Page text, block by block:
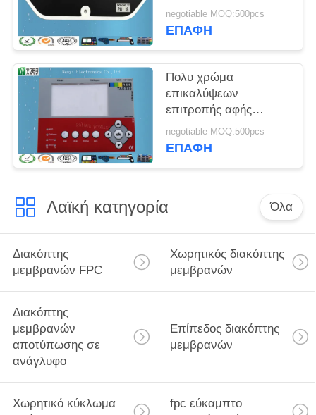
πολυεστέρα 0.125mm
στιλπνή με τον
negotiable MOQ:500pcs
ΕΠΑΦΉ
Πολυ χρώμα
επικαλύψεων
επιτροπής αφής
αριθμητικών
πληκτρολογίων
υλών
negotiable MOQ:500pcs
ΕΠΑΦΉ
Λαϊκή κατηγορία Όλα
Διακόπτης
μεμβρανών FPC
Χωρητικός διακόπτης
μεμβρανών
Διακόπτης
μεμβρανών
αποτύπωσης σε
ανάγλυφο
Επίπεδος διακόπτης
μεμβρανών
Χωρητικό κύκλωμα
fpc εύκαμπτο